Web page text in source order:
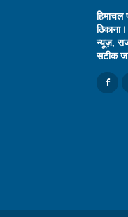
हिमाचल
न्यूज़,
सटीक